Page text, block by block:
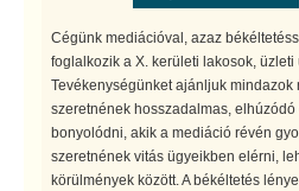
Cégünk mediációval, azaz
foglalkozik a X. kerületi lakosok, üzleti
Tevékenységünket ajánljuk mindazok
szeretnének hosszadalmas,
bonyolódni, akik a mediáció révén
szeretnének vitás ügyeikben elérni,
körülmények között. A békéltetés